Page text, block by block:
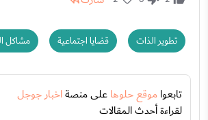
تطوير الذات قضايا اجتماعية مشاكل
تابعواموقع حلوهاعلى منصةاخبار جوجل
لقراءة أحدث المقالات